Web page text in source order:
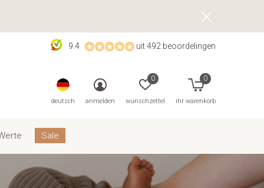
Sale
deutsch anmelden wunschzettel
0
ihr warenkorb
0
9.4 uit 492 beoordelingen